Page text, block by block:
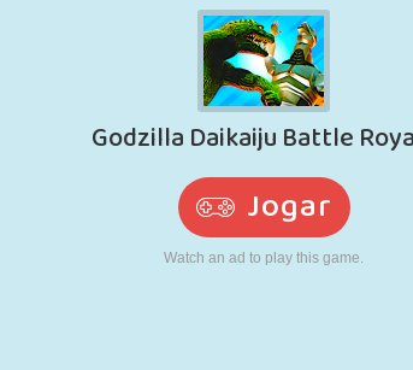
MONSTRO
CORRER
JOGO DA
VELHA
TOUCH SCREEN TORRE